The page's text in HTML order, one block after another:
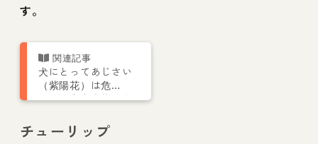
す。
犬にとってあじさい
（紫陽花）は危
険！ 中毒症状や食
チューリップ